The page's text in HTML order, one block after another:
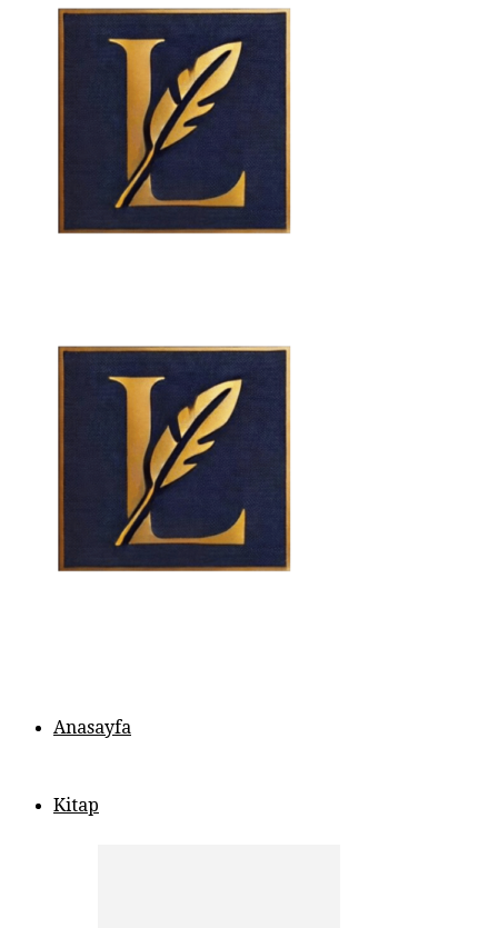
Anasayfa
Kitap